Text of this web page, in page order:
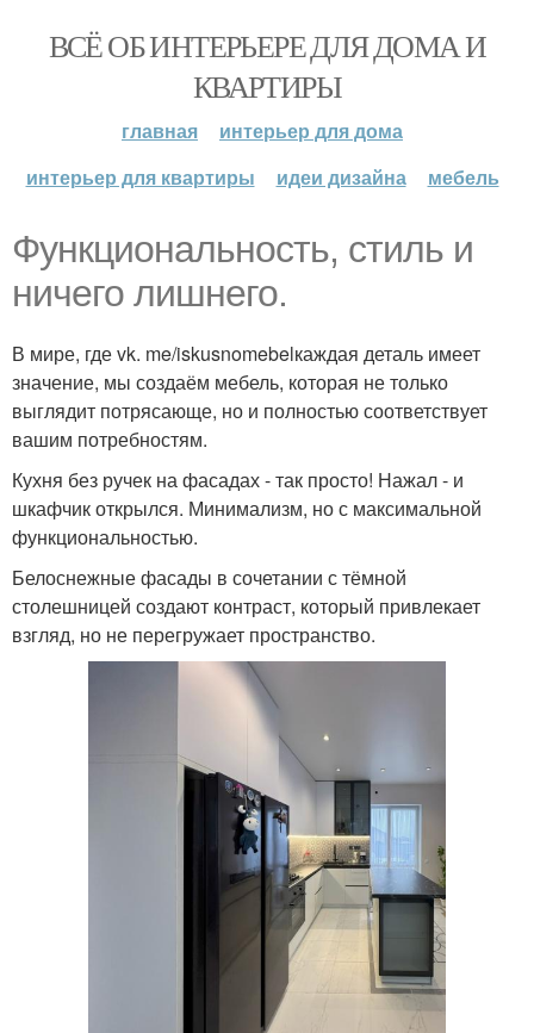
ВСЁ ОБ ИНТЕРЬЕРЕ ДЛЯ ДОМА И
КВАРТИРЫ
главная
интерьер для дома
интерьер для квартиры
идеи дизайна мебель
Функциональность, стиль и
ничего лишнего.
В мире, где vk. me/iskusnomebelкаждая деталь имеет
значение, мы создаём мебель, которая не только
выглядит потрясающе, но и полностью соответствует
вашим потребностям.
Кухня без ручек на фасадах - так просто! Нажал - и
шкафчик открылся. Минимализм, но с максимальной
функциональностью.
Белоснежные фасады в сочетании с тёмной
столешницей создают контраст, который привлекает
взгляд, но не перегружает пространство.